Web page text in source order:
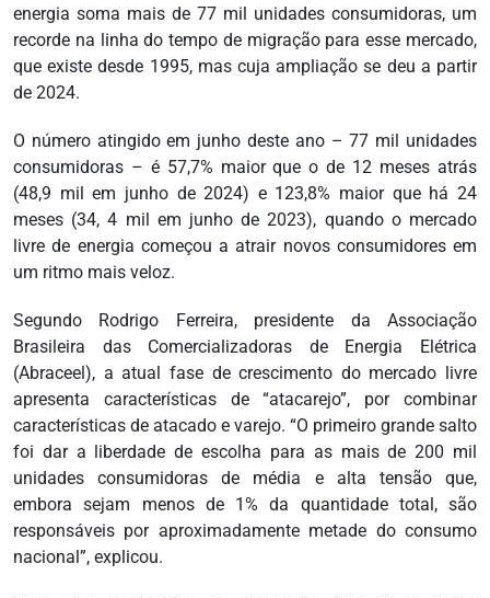
energia soma mais de 77 mil unidades consumidoras, um
recorde na linha do tempo de migração para esse mercado,
que existe desde 1995, mas cuja ampliação se deu a partir
de 2024.
O número atingido em junho deste ano – 77 mil unidades
consumidoras – é 57,7% maior que o de 12 meses atrás
(48,9 mil em junho de 2024) e 123,8% maior que há 24
meses (34, 4 mil em junho de 2023), quando o mercado
livre de energia começou a atrair novos consumidores em
um ritmo mais veloz.
Segundo Rodrigo Ferreira, presidente da Associação
Brasileira das Comercializadoras de Energia Elétrica
(Abraceel), a atual fase de crescimento do mercado livre
apresenta características de “atacarejo”, por combinar
características de atacado e varejo. “O primeiro grande salto
foi dar a liberdade de escolha para as mais de 200 mil
unidades consumidoras de média e alta tensão que,
embora sejam menos de 1% da quantidade total, são
responsáveis por aproximadamente metade do consumo
nacional”, explicou.